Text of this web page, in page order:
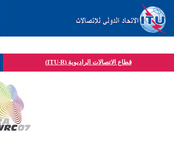
قطاع الاتصالات الراديوية (ITU-R)